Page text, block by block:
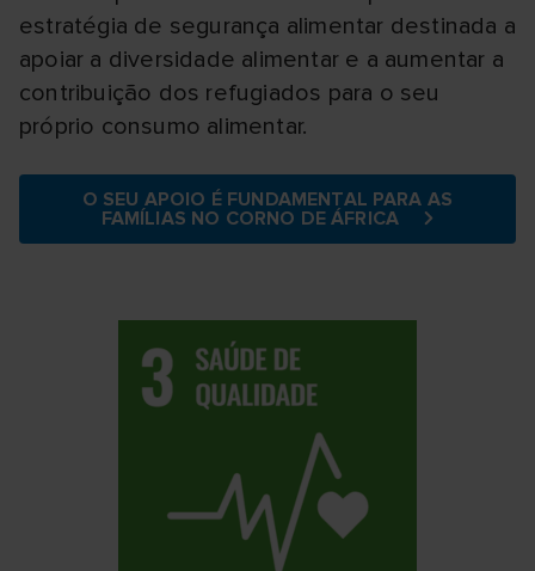
estratégia de segurança alimentar destinada a
apoiar a diversidade alimentar e a aumentar a
contribuição dos refugiados para o seu
próprio consumo alimentar.
O SEU APOIO É FUNDAMENTAL PARA AS
FAMÍLIAS NO CORNO DE ÁFRICA